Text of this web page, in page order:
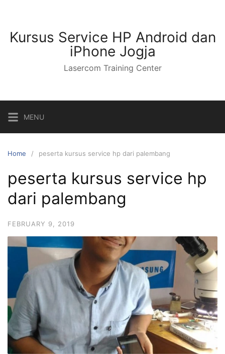
Kursus Service HP Android dan
iPhone Jogja
Lasercom Training Center
MENU
Home peserta kursus service hp dari palembang
peserta kursus service hp
dari palembang
FEBRUARY 9, 2019